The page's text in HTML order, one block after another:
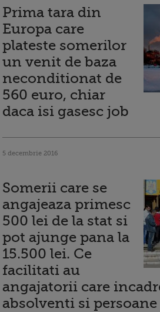
Prima tara din
Europa care
plateste somerilor
un venit de baza
neconditionat de
560 euro, chiar
daca isi gasesc job
5 decembrie 2016
Somerii care se
angajeaza primesc
500 lei de la stat si
pot ajunge pana la
15.500 lei. Ce
facilitati au
angajatorii care
absolventi si